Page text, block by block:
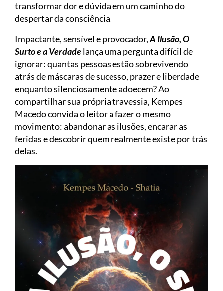
transformar dor e dúvida em um caminho do
despertar da consciência.
Impactante, sensível e provocador,A Ilusão, O
Surto e a Verdadelança uma pergunta difícil de
ignorar: quantas pessoas estão sobrevivendo
atrás de máscaras de sucesso, prazer e liberdade
enquanto silenciosamente adoecem? Ao
compartilhar sua própria travessia, Kempes
Macedo convida o leitor a fazer o mesmo
movimento: abandonar as ilusões, encarar as
feridas e descobrir quem realmente existe por trás
delas.